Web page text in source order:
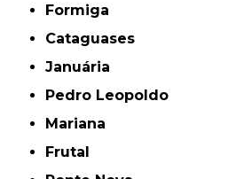
Formiga
Cataguases
Januária
Pedro Leopoldo
Mariana
Frutal